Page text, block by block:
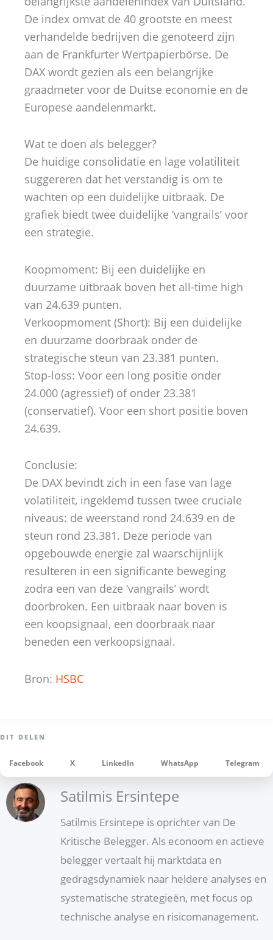
De index omvat de 40 grootste en meest
verhandelde bedrijven die genoteerd zijn
aan de Frankfurter Wertpapierbörse. De
DAX wordt gezien als een belangrijke
graadmeter voor de Duitse economie en de
Europese aandelenmarkt.
Wat te doen als belegger?
De huidige consolidatie en lage volatiliteit
suggereren dat het verstandig is om te
wachten op een duidelijke uitbraak. De
grafiek biedt twee duidelijke ‘vangrails’ voor
een strategie.
Koopmoment: Bij een duidelijke en
duurzame uitbraak boven het all-time high
van 24.639 punten.
Verkoopmoment (Short): Bij een duidelijke
en duurzame doorbraak onder de
strategische steun van 23.381 punten.
Stop-loss: Voor een long positie onder
24.000 (agressief) of onder 23.381
(conservatief). Voor een short positie boven
24.639.
Conclusie:
De DAX bevindt zich in een fase van lage
volatiliteit, ingeklemd tussen twee cruciale
niveaus: de weerstand rond 24.639 en de
steun rond 23.381. Deze periode van
opgebouwde energie zal waarschijnlijk
resulteren in een significante beweging
zodra een van deze ‘vangrails’ wordt
doorbroken. Een uitbraak naar boven is
een koopsignaal, een doorbraak naar
beneden een verkoopsignaal.
Bron: HSBC
Facebook X LinkedIn WhatsApp Telegram
Satilmis Ersintepe
Satilmis Ersintepe is oprichter van De
Kritische Belegger. Als econoom en actieve
belegger vertaalt hij marktdata en
gedragsdynamiek naar heldere analyses en
systematische strategieën, met focus op
technische analyse en risicomanagement.